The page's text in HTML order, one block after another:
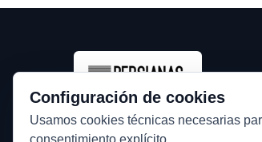
Especialistas en persianas de
Configuración de cookies
Usamos cookies técnicas necesarias
consentimiento explícito.